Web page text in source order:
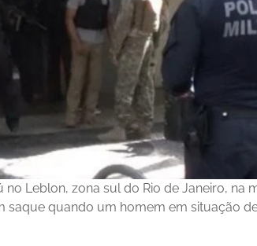
Leblon, zona sul do Rio de Janeiro, na
saque quando um homem em situação